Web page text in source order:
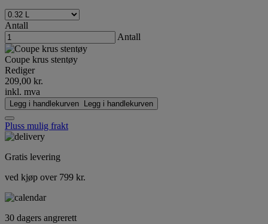
Antall
Antall
Coupe krus stentøy
Rediger
209,00 kr.
inkl. mva
Legg i handlekurven Legg i handlekurven
Pluss mulig frakt
Gratis levering
ved kjøp over 799 kr.
30 dagers angrerett